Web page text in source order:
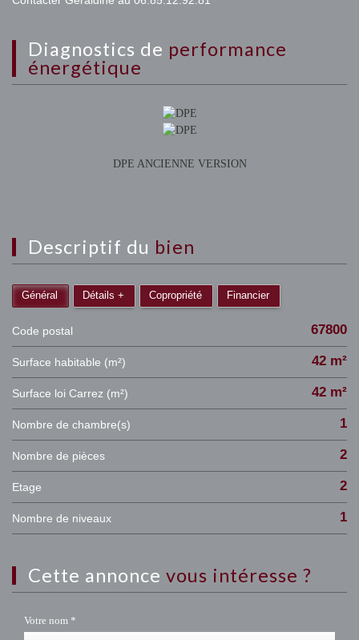
diagnostics de performance
énergétique
DPE ANCIENNE VERSION
descriptif du bien
Général Détails + Copropriété Financier
Code postal 67800
Surface habitable (m²) 42 m²
Surface loi Carrez (m²) 42 m²
Nombre de chambre(s) 1
Nombre de pièces 2
Etage 2
Nombre de niveaux 1
cette annonce vous intéresse ?
Votre nom *